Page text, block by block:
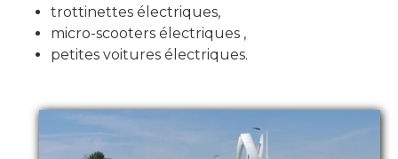
trottinettes électriques,
micro-scooters électriques ,
petites voitures électriques.